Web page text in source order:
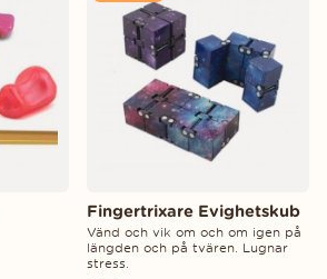
Fingertrixare Evighetskub
Vänd och vik om och om igen på
längden och på tvären. Lugnar
stress.